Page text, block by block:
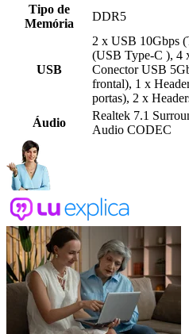
Tipo de
Memória
DDR5
USB
2 x USB 10Gbps
(USB Type-C ), 4
Conector USB
frontal), 1 x
portas), 2 x
Áudio
Realtek 7.1
Audio CODEC